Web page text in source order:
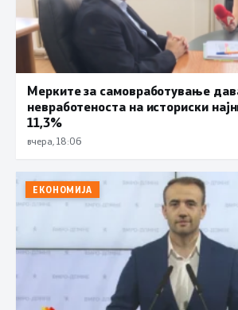
Мерките за самовработување
невработеноста на историски
11,3%
вчера, 18:06
ЕКОНОМИЈА